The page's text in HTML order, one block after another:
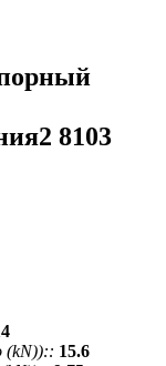
8103
(kN)):: 15.6